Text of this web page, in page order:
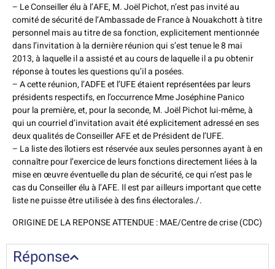
– Le Conseiller élu à l’AFE, M. Joël Pichot, n’est pas invité au
comité de sécurité de l’Ambassade de France à Nouakchott à titre
personnel mais au titre de sa fonction, explicitement mentionnée
dans l’invitation à la dernière réunion qui s’est tenue le 8 mai
2013, à laquelle il a assisté et au cours de laquelle il a pu obtenir
réponse à toutes les questions qu’il a posées.
– A cette réunion, l’ADFE et l’UFE étaient représentées par leurs
présidents respectifs, en l’occurrence Mme Joséphine Panico
pour la première, et, pour la seconde, M. Joël Pichot lui-même, à
qui un courriel d’invitation avait été explicitement adressé en ses
deux qualités de Conseiller AFE et de Président de l’UFE.
– La liste des îlotiers est réservée aux seules personnes ayant à en
connaître pour l’exercice de leurs fonctions directement liées à la
mise en œuvre éventuelle du plan de sécurité, ce qui n’est pas le
cas du Conseiller élu à l’AFE. Il est par ailleurs important que cette
liste ne puisse être utilisée à des fins électorales./.
ORIGINE DE LA REPONSE ATTENDUE : MAE/Centre de crise (CDC)
Réponse